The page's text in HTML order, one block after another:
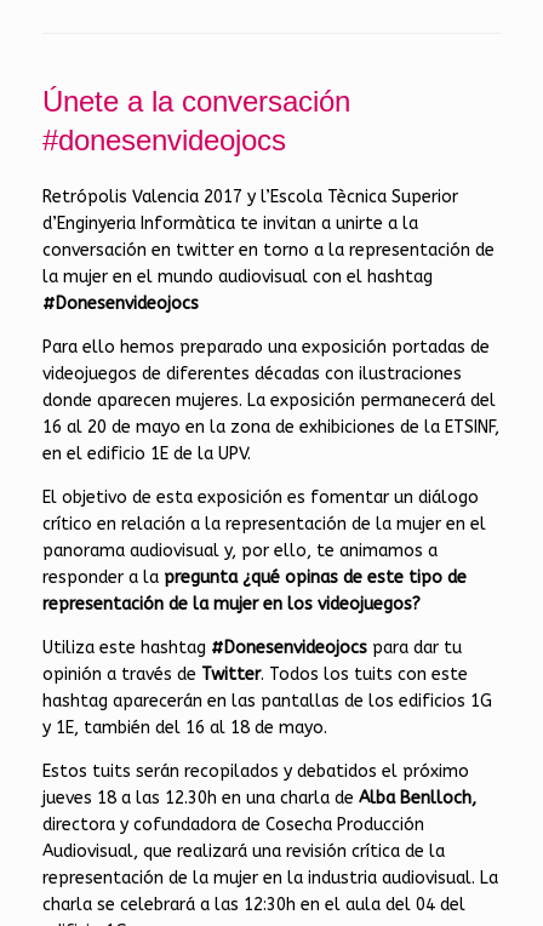
Únete a la conversación
#donesenvideojocs
Retrópolis Valencia 2017 y l’Escola Tècnica Superior
d’Enginyeria Informàtica te invitan a unirte a la
conversación en twitter en torno a la representación de
la mujer en el mundo audiovisual con el hashtag
#Donesenvideojocs
Para ello hemos preparado una exposición portadas de
videojuegos de diferentes décadas con ilustraciones
donde aparecen mujeres. La exposición permanecerá del
16 al 20 de mayo en la zona de exhibiciones de la ETSINF,
en el edificio 1E de la UPV.
El objetivo de esta exposición es fomentar un diálogo
crítico en relación a la representación de la mujer en el
panorama audiovisual y, por ello, te animamos a
responder a la pregunta ¿qué opinas de este tipo de
representación de la mujer en los videojuegos?
Utiliza este hashtag #Donesenvideojocs para dar tu
opinión a través de Twitter. Todos los tuits con este
hashtag aparecerán en las pantallas de los edificios 1G
y 1E, también del 16 al 18 de mayo.
Estos tuits serán recopilados y debatidos el próximo
jueves 18 a las 12.30h en una charla de Alba Benlloch,
directora y cofundadora de Cosecha Producción
Audiovisual, que realizará una revisión crítica de la
representación de la mujer en la industria audiovisual. La
charla se celebrará a las 12:30h en el aula del 04 del